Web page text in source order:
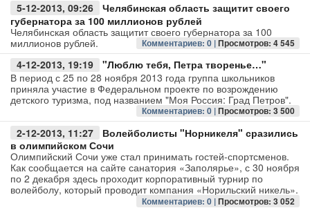
Культура
Медиа
Авто
Спорт
Контакты
5-12-2013, 09:26
Челябинская область защитит своего
губернатора за 100 миллионов рублей
Челябинская область защитит своего губернатора за 100
миллионов рублей.
Комментариев: 0 |Просмотров: 4 545
4-12-2013, 19:19
"Люблю тебя, Петра творенье…"
В период с 25 по 28 ноября 2013 года группа школьников
приняла участие в Федеральном проекте по возрождению
детского туризма, под названием "Моя Россия: Град Петров".
Комментариев: 0 |Просмотров: 3 500
2-12-2013, 11:27
Волейболисты "Норникеля" сразились
в олимпийском Сочи
Олимпийский Сочи уже стал принимать гостей-спортсменов.
Как сообщается на сайте санатория «Заполярье», с 30 ноября
по 2 декабря здесь проходит корпоративный турнир по
волейболу, который проводит компания «Норильский никель».
Комментариев: 0 |Просмотров: 3 052